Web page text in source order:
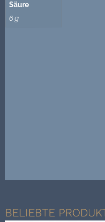
Säure
6 g
BELIEBTE